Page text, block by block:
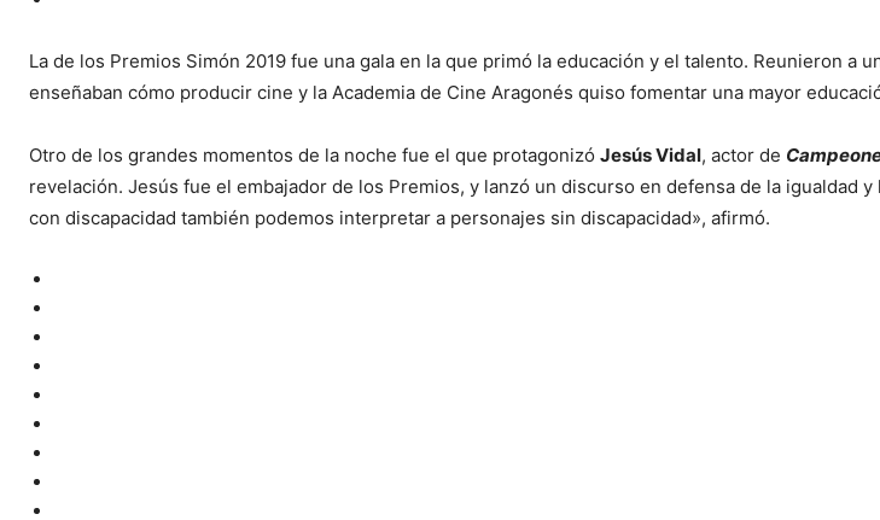
La de los Premios Simón 2019 fue una gala en la que primó la educación y el talento. Reunieron a
enseñaban cómo producir cine y la Academia de Cine Aragonés quiso fomentar una mayor
Otro de los grandes momentos de la noche fue el que protagonizó Jesús Vidal, actor de
revelación. Jesús fue el embajador de los Premios, y lanzó un discurso en defensa de la igualdad
con discapacidad también podemos interpretar a personajes sin discapacidad», afirmó.